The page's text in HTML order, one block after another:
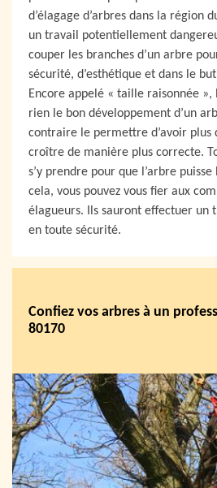
d’élagage d’arbres dans la région
un travail potentiellement
couper les branches d’un arbre
sécurité, d’esthétique et dans le
Encore appelé « taille raisonnée »,
rien le bon développement d’un
contraire le permettre d’avoir plus
croître de manière plus correcte.
s’y prendre pour que l’arbre
cela, vous pouvez vous fier aux
élagueurs. Ils sauront effectuer un
en toute sécurité.
Confiez vos arbres à un
80170